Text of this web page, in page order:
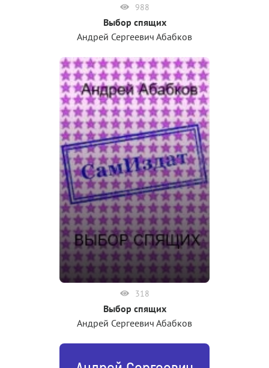
988
Выбор спящих
Андрей Сергеевич Абабков
318
Выбор спящих
Андрей Сергеевич Абабков